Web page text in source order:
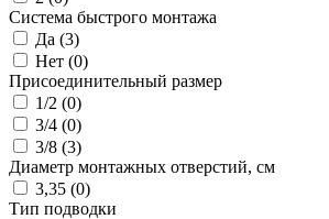
Система быстрого монтажа
Да (3)
Нет (0)
Присоединительный размер
1/2 (0)
3/4 (0)
3/8 (3)
Диаметр монтажных отверстий, см
3,35 (0)
Тип подводки